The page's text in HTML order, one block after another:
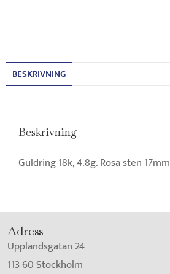
BESKRIVNING
Beskrivning
Guldring 18k, 4.8g. Rosa sten 17mm
Adress
Upplandsgatan 24
113 60 Stockholm